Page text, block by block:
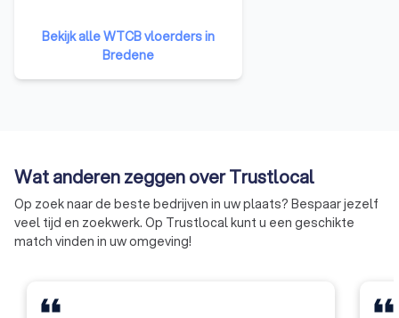
in 1960 om het toegepaste
onderzoek in de industrie te
bevorderen en zo het
concurrentievermogen te
verlenen van technische
voorlichting, bijstand en advies
aan zijn leden, en het bijdragen
tot de algemene innovatie en
ontwikkeling in de bouwsector,
van de industrie en de overheid.
Bekijk alle WTCB vloerders in
Bredene
Wat anderen zeggen over Trustlocal
Op zoek naar de beste bedrijven in uw plaats? Bespaar jezelf
veel tijd en zoekwerk. Op Trustlocal kunt u een geschikte
match vinden in uw omgeving!